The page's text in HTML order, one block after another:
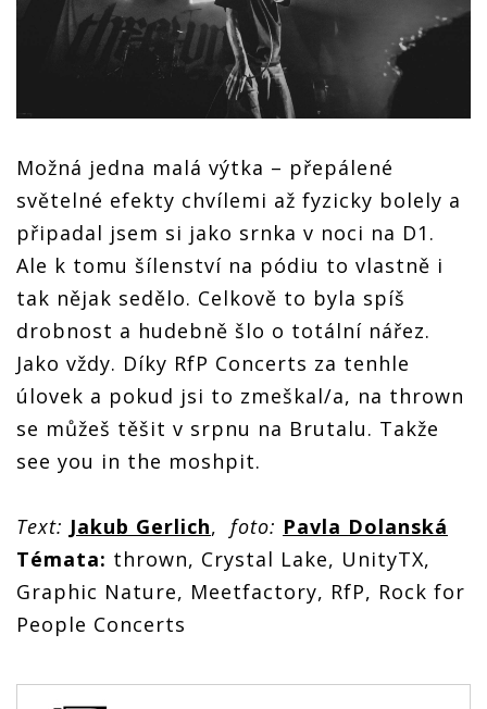
Možná jedna malá výtka – přepálené
světelné efekty chvílemi až fyzicky bolely a
připadal jsem si jako srnka v noci na D1.
Ale k tomu šílenství na pódiu to vlastně i
tak nějak sedělo. Celkově to byla spíš
drobnost a hudebně šlo o totální nářez.
Jako vždy. Díky RfP Concerts za tenhle
úlovek a pokud jsi to zmeškal/a, na thrown
se můžeš těšit v srpnu na Brutalu. Takže
see you in the moshpit.
Text: Jakub Gerlich, foto: Pavla Dolanská
Témata: thrown, Crystal Lake, UnityTX,
Graphic Nature, Meetfactory, RfP, Rock for
People Concerts